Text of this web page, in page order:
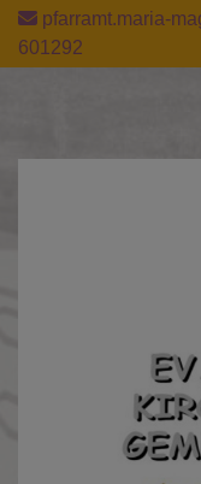
Direkt
zum
Inhalt
pfarramt.maria-
601292